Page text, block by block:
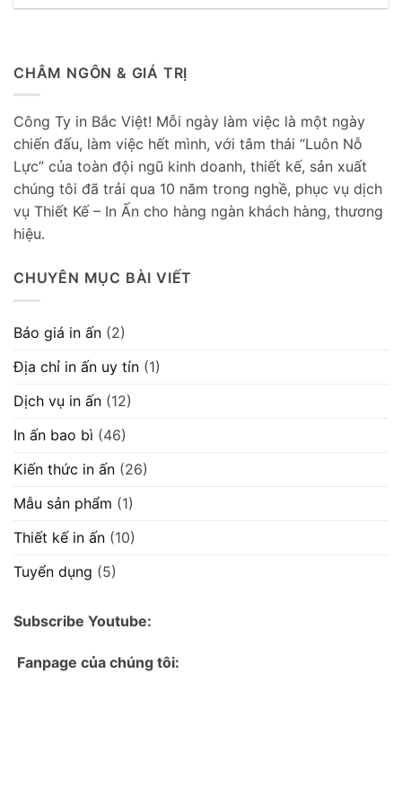
CHÂM NGÔN & GIÁ TRỊ
Công Ty in Bắc Việt! Mỗi ngày làm việc là một ngày
chiến đấu, làm việc hết mình, với tâm thái “Luôn Nỗ
Lực” của toàn đội ngũ kinh doanh, thiết kế, sản xuất
chúng tôi đã trải qua 10 năm trong nghề, phục vụ dịch
vụ Thiết Kế – In Ấn cho hàng ngàn khách hàng, thương
hiệu.
CHUYÊN MỤC BÀI VIẾT
Báo giá in ấn (2)
Địa chỉ in ấn uy tín (1)
Dịch vụ in ấn (12)
In ấn bao bì (46)
Kiến thức in ấn (26)
Mẫu sản phẩm (1)
Thiết kế in ấn (10)
Tuyển dụng (5)
Subscribe Youtube:
Fanpage của chúng tôi: